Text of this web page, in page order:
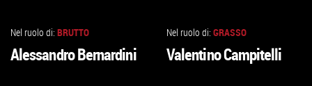
ALLA
Nel ruolo di: BRUTTO
Alessandro Bernardini
ALLA
Nel ruolo di: GRASSO
Valentino Campitelli